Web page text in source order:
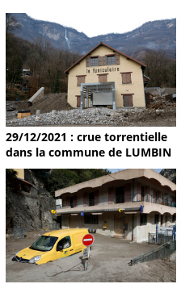
29/12/2021 : crue torrentielle
dans la commune de LUMBIN